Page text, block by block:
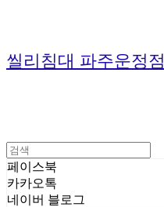
씰리침대 파주운정점
페이스북
카카오톡
네이버 블로그